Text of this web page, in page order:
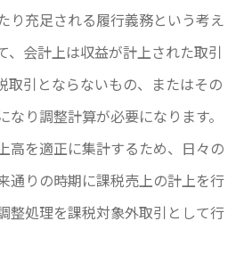
り充足される履行義務という考え
、会計上は収益が計上された取引
取引とならないもの、またはその
り調整計算が必要になります。
高を適正に集計するため、日々の
通りの時期に課税売上の計上を行
整処理を課税対象外取引として行